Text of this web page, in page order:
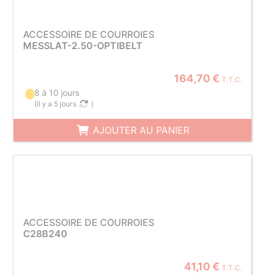
ACCESSOIRE DE COURROIES
MESSLAT-2.50-OPTIBELT
164,70 € T.T.C.
8 à 10 jours
(il y a 5 jours )
AJOUTER AU PANIER
ACCESSOIRE DE COURROIES
C28B240
41,10 € T.T.C.